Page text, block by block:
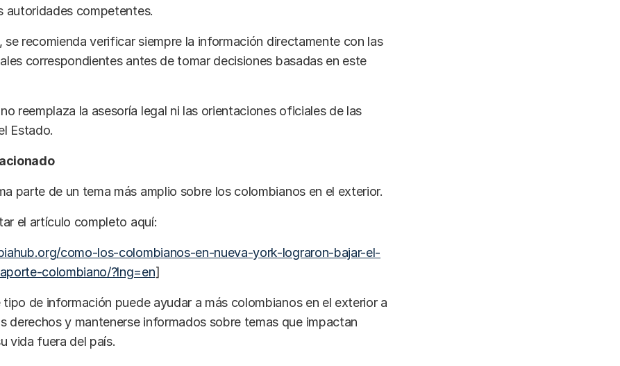
autoridades competentes.
se recomienda verificar siempre la información directamente con las
correspondientes antes de tomar decisiones basadas en este
reemplaza la asesoría legal ni las orientaciones oficiales de las
Estado.
parte de un tema más amplio sobre los colombianos en el exterior.
el artículo completo aquí:
como-los-colombianos-en-nueva-york-lograron-bajar-el-
colombiano/?lng=en]
de información puede ayudar a más colombianos en el exterior a
derechos y mantenerse informados sobre temas que impactan
vida fuera del país.